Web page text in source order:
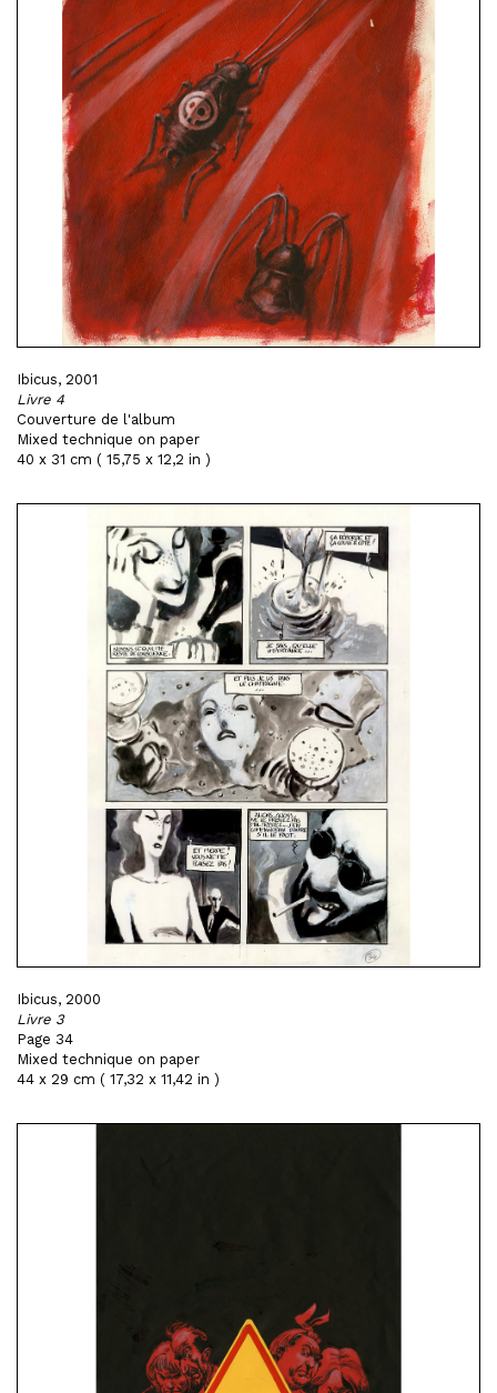
Ibicus, 2001
Livre 4
Couverture de l'album
Mixed technique on paper
40 x 31 cm ( 15,75 x 12,2 in )
Ibicus, 2000
Livre 3
Page 34
Mixed technique on paper
44 x 29 cm ( 17,32 x 11,42 in )